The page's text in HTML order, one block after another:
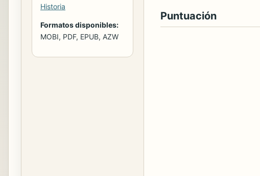
Historia
Formatos disponibles:
MOBI, PDF, EPUB, AZW
Puntuación